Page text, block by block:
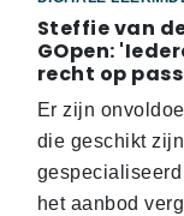
Steffie van
GOpen:
recht op
Er zijn
die geschikt
het aanbod